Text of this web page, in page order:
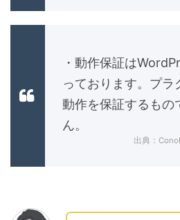
・動作保証は
っております。プラ
動作を保証するもの
ん。
出典：